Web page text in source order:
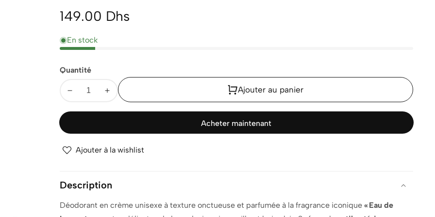
Prix
normal
149.00 Dhs
En stock
Quantité
Diminuer
DEODORANT
Augmenter
DEODORANT
Ajouter au panier
Acheter maintenant
Ajouter à la wishlist
Description
Déodorant en crème unisexe à texture onctueuse et parfumée à la fragrance iconique « Eau de